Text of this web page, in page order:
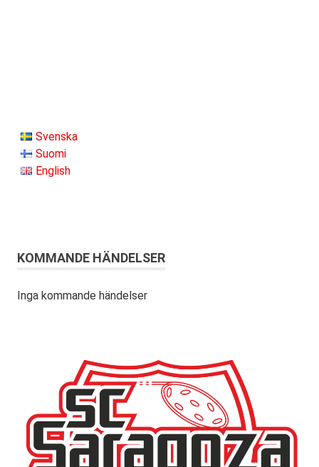
Svenska
Suomi
English
KOMMANDE HÄNDELSER
Inga kommande händelser